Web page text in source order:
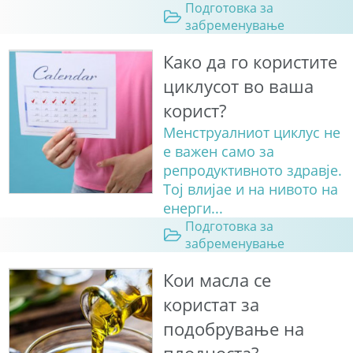
Подготовка за
забременување
Како да го користите
циклусот во ваша
корист?
Менструалниот циклус не
е важен само за
репродуктивното здравје.
Тој влијае и на нивото на
енерги...
Подготовка за
забременување
Кои масла се
користат за
подобрување на